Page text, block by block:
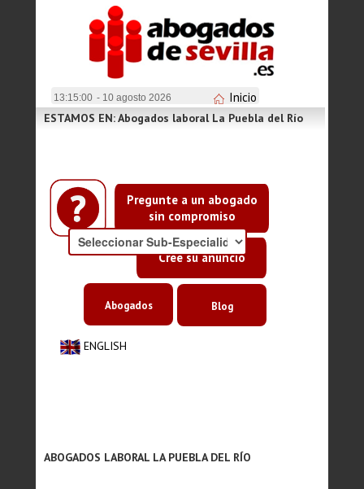
13:15:00 - 10 agosto 2026 Inicio
Pregunte a un abogado
sin compromiso
Cree su anuncio
ESTAMOS EN: Abogados laboral La Puebla del Río
ENGLISH
Abogados Blog
ABOGADOS LABORAL LA PUEBLA DEL RÍO